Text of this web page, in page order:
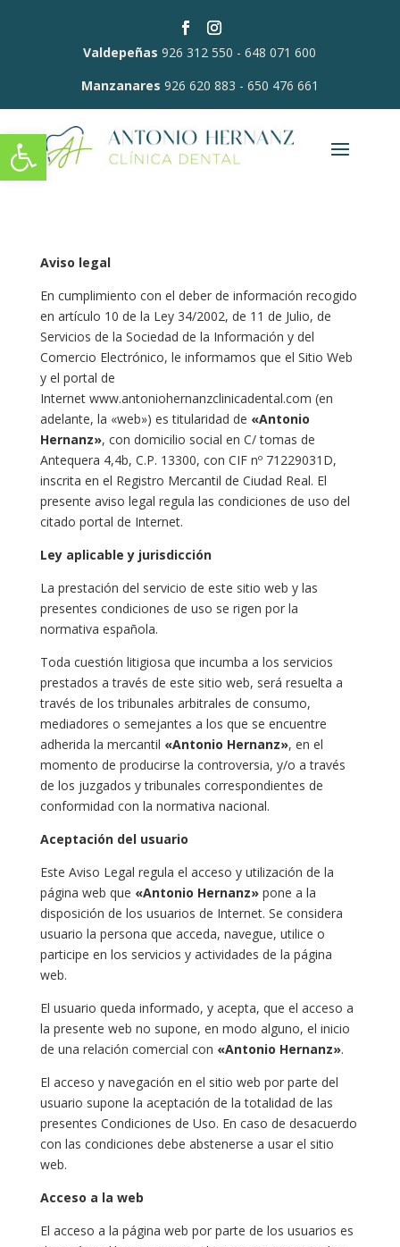
Abrir barra de herramientas
Valdepeñas 926 312 550 -648 071 600
Manzanares 926 620 883 - 650 476 661
Aviso legal
En cumplimiento con el deber de información recogido
en artículo 10 de la Ley 34/2002, de 11 de Julio, de
Servicios de la Sociedad de la Información y del
Comercio Electrónico, le informamos que el Sitio Web
y el portal de
Internet www.antoniohernanzclinicadental.com (en
adelante, la «web») es titularidad de «Antonio
Hernanz», con domicilio social en C/ tomas de
Antequera 4,4b, C.P. 13300, con CIF nº 71229031D,
inscrita en el Registro Mercantil de Ciudad Real. El
presente aviso legal regula las condiciones de uso del
citado portal de Internet.
Ley aplicable y jurisdicción
La prestación del servicio de este sitio web y las
presentes condiciones de uso se rigen por la
normativa española.
Toda cuestión litigiosa que incumba a los servicios
prestados a través de este sitio web, será resuelta a
través de los tribunales arbitrales de consumo,
mediadores o semejantes a los que se encuentre
adherida la mercantil «Antonio Hernanz», en el
momento de producirse la controversia, y/o a través
de los juzgados y tribunales correspondientes de
conformidad con la normativa nacional.
Aceptación del usuario
Este Aviso Legal regula el acceso y utilización de la
página web que «Antonio Hernanz»pone a la
disposición de los usuarios de Internet. Se considera
usuario la persona que acceda, navegue, utilice o
participe en los servicios y actividades de la página
web.
El usuario queda informado, y acepta, que el acceso a
la presente web no supone, en modo alguno, el inicio
de una relación comercial con «Antonio Hernanz».
El acceso y navegación en el sitio web por parte del
usuario supone la aceptación de la totalidad de las
presentes Condiciones de Uso. En caso de desacuerdo
con las condiciones debe abstenerse a usar el sitio
web.
Acceso a la web
El acceso a la página web por parte de los usuarios es